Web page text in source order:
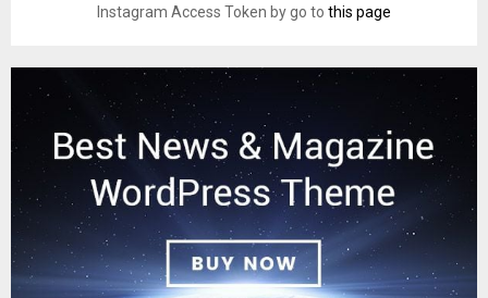
Instagram Access Token by go to this page